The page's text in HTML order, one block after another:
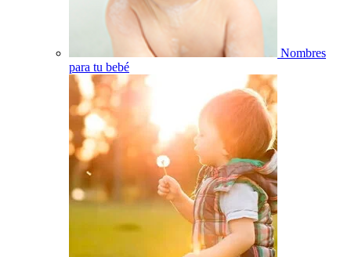
Nombres
para tu bebé